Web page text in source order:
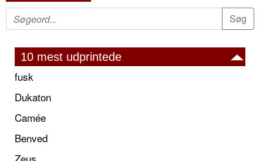
10 mest udprintede
fusk
Dukaton
Camée
Benved